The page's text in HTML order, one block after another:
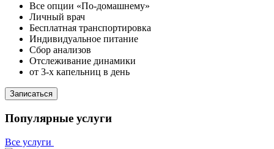
Все опции «По-домашнему»
Личный врач
Бесплатная транспортировка
Индивидуальное питание
Сбор анализов
Отслеживание динамики
от 3-х капельниц в день
Записаться
Популярные услуги
Все услуги